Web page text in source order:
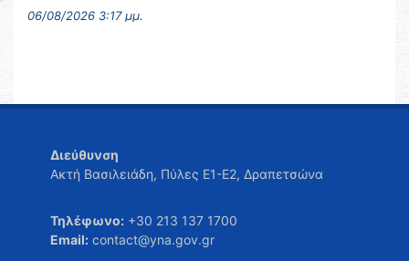
06/08/2026 3:17 μμ.
Διεύθυνση
Ακτή Βασιλειάδη, Πύλες Ε1-Ε2, Δραπετσώνα
Τηλέφωνο: +30 213 137 1700
Email: contact@yna.gov.gr